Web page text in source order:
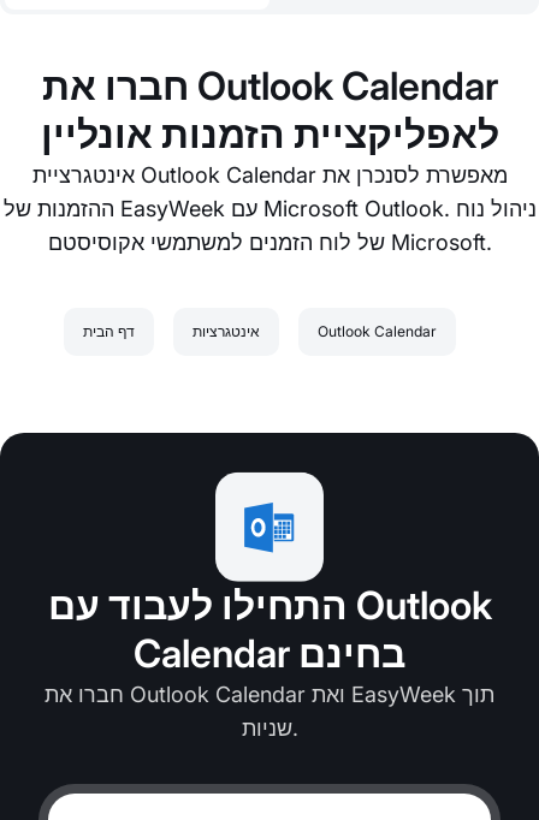
חברו את Outlook Calendar
לאפליקציית הזמנות אונליין
אינטגרציית Outlook Calendar מאפשרת לסנכרן את
ההזמנות של EasyWeek עם Microsoft Outlook. ניהול נוח
של לוח הזמנים למשתמשי אקוסיסטם Microsoft.
דף הבית אינטגרציות Outlook Calendar
התחילו לעבוד עם Outlook
Calendar בחינם
חברו את Outlook Calendar ואת EasyWeek תוך
שניות.